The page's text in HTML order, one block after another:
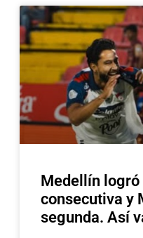
Medellín
consecutiva y
segunda. Así